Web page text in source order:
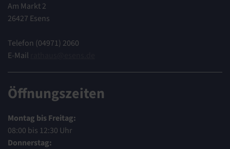
Am Markt 2
26427 Esens
Telefon (04971) 2060
E-Mail
Öffnungszeiten
Montag bis Freitag:
08:00 bis 12:30 Uhr
Donnerstag: